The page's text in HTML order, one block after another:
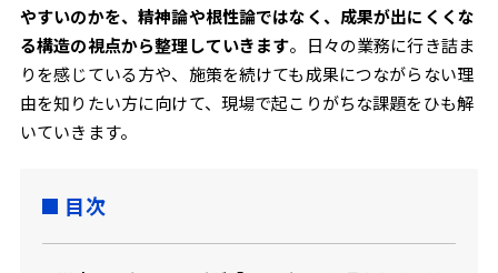
やすいのかを、精神論や根性論ではなく、成果が出にくくな
る構造の視点から整理していきます。日々の業務に行き詰ま
りを感じている方や、施策を続けても成果につながらない理
由を知りたい方に向けて、現場で起こりがちな課題をひも解
いていきます。
目次